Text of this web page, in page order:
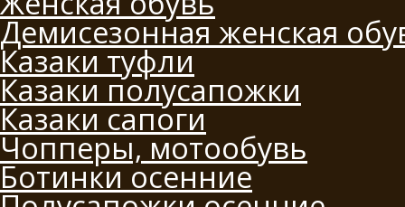
Демисезонная женская
Казаки туфли
Казаки полусапожки
Казаки сапоги
Чопперы, мотообувь
Ботинки осенние